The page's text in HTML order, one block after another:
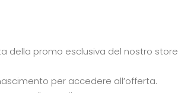
della promo esclusiva del nostro store
per accedere all’offerta.